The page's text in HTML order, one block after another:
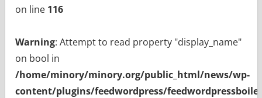
on line 116
Warning: Attempt to read property "display_name"
on bool in
/home/minory/minory.org/public_html/news/wp-
content/plugins/feedwordpress/